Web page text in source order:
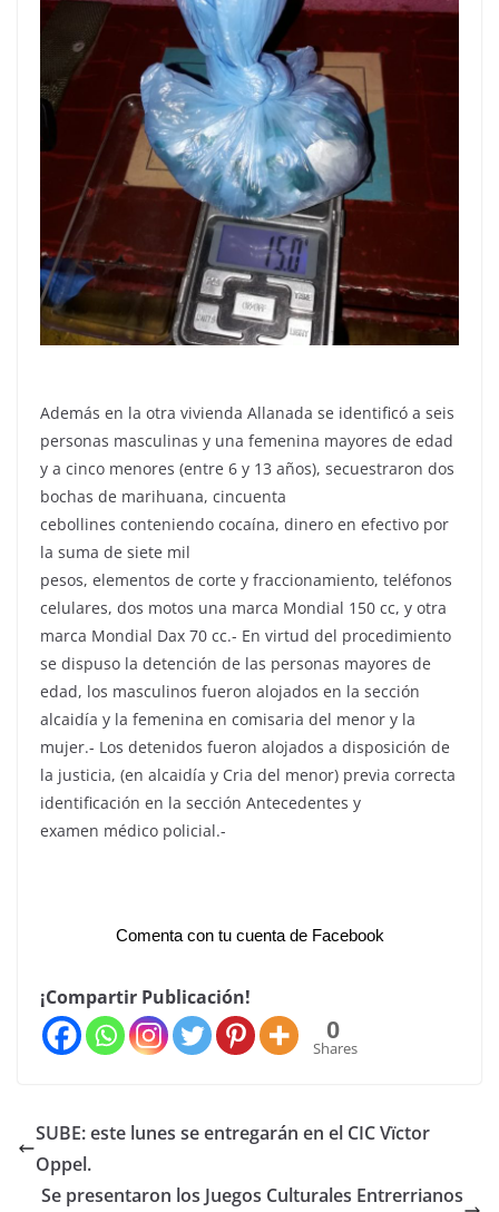
Además en la otra vivienda Allanada se identificó a seis
personas masculinas y una femenina mayores de edad
y a cinco menores (entre 6 y 13 años), secuestraron dos
bochas de marihuana, cincuenta
cebollines conteniendo cocaína, dinero en efectivo por
la suma de siete mil
pesos, elementos de corte y fraccionamiento, teléfonos
celulares, dos motos una marca Mondial 150 cc, y otra
marca Mondial Dax 70 cc.- En virtud del procedimiento
se dispuso la detención de las personas mayores de
edad, los masculinos fueron alojados en la sección
alcaidía y la femenina en comisaria del menor y la
mujer.- Los detenidos fueron alojados a disposición de
la justicia, (en alcaidía y Cria del menor) previa correcta
identificación en la sección Antecedentes y
examen médico policial.-
Comenta con tu cuenta de Facebook
¡Compartir Publicación!
0
Shares
SUBE: este lunes se entregarán en el CIC Vïctor
Oppel.
Se presentaron los Juegos Culturales Entrerrianos